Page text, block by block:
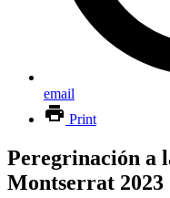
email
Print
Peregrinación a
Montserrat 2023